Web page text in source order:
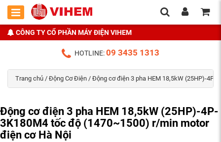
CÔNG TY CỔ PHẦN MÁY ĐIỆN VIHEM
HOTLINE:09 3435 1313
Trang chủ / Động Cơ Điện / Động cơ điện 3 pha HEM 18,5kW (25HP)-
Động cơ điện 3 pha HEM 18,5kW (25HP)-4P-
3K180M4 tốc độ (1470~1500) r/min motor
điện cơ Hà Nội